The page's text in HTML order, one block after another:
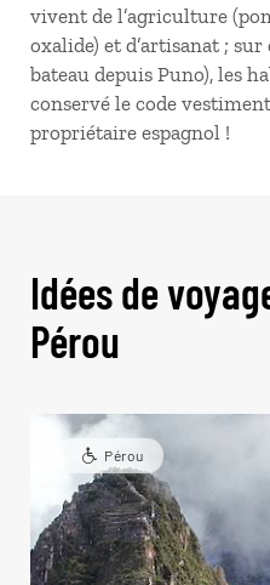
vivent de l’agriculture
oxalide) et d’artisanat ;
bateau depuis Puno), les
conservé le code
propriétaire espagnol !
Idées de
Pérou
Pérou